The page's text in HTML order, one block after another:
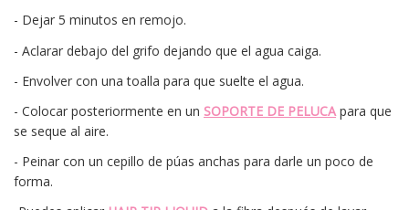
- Dejar 5 minutos en remojo.
- Aclarar debajo del grifo dejando que el agua caiga.
- Envolver con una toalla para que suelte el agua.
- Colocar posteriormente en un SOPORTE DE PELUCApara que
se seque al aire.
- Peinar con un cepillo de púas anchas para darle un poco de
forma.